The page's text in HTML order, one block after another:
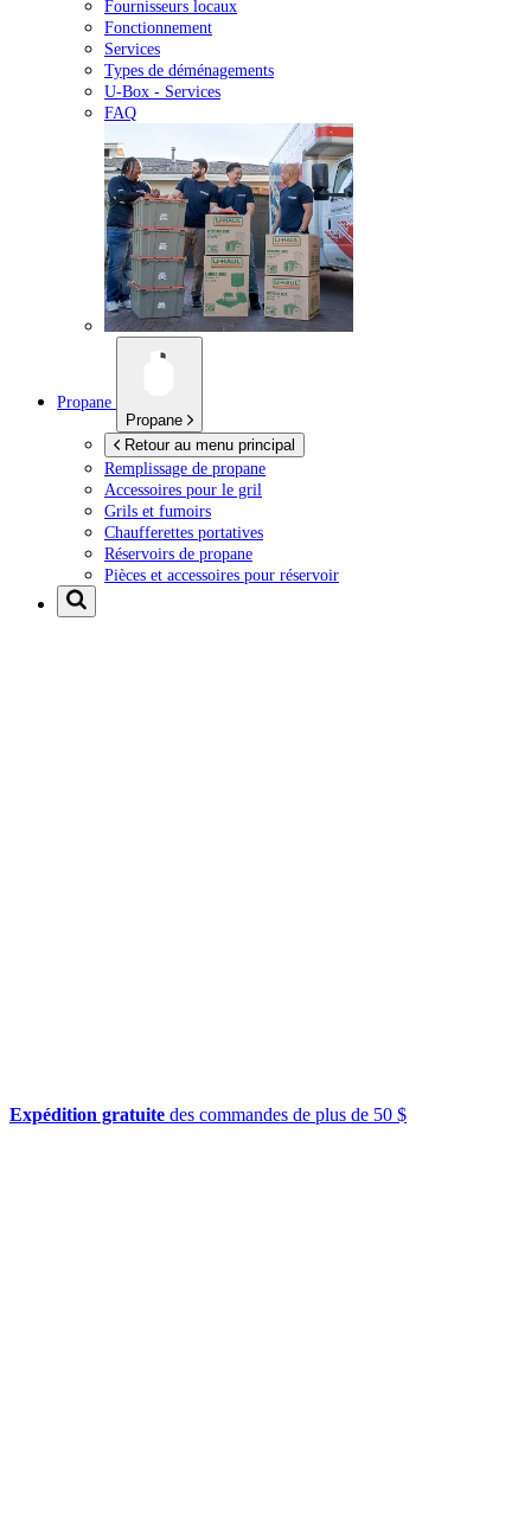
Fournisseurs locaux
Fonctionnement
Services
Types de déménagements
U-Box - Services
FAQ
Propane
Propane
Retour au menu principal
Remplissage de propane
Accessoires pour le gril
Grils et fumoirs
Chaufferettes portatives
Réservoirs de propane
Pièces et accessoires pour réservoir
Expédition gratuite des commandes de plus de 50 $